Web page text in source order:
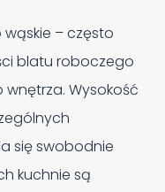
– często
blatu roboczego
wnętrza. Wysokość
się swobodnie
kuchnie są